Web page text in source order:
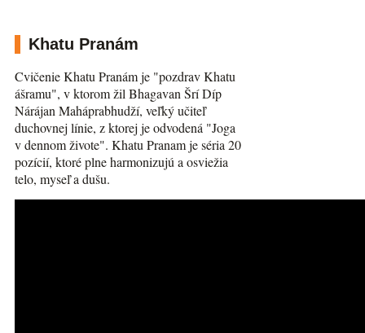
Khatu Pranám
Cvičenie Khatu Pranám je "pozdrav Khatu
ášramu", v ktorom žil Bhagavan Šrí Díp
Nárájan Maháprabhudží, veľký učiteľ
duchovnej línie, z ktorej je odvodená "Joga
v dennom živote". Khatu Pranam je séria 20
pozícií, ktoré plne harmonizujú a osviežia
telo, myseľ a dušu.